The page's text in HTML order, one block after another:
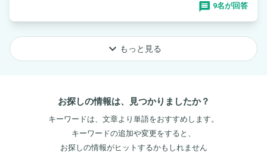
9名が回答
keyboard_arrow_down もっと見る
お探しの情報は、見つかりましたか？
キーワードは、文章より単語をおすすめします。
キーワードの追加や変更をすると、
お探しの情報がヒットするかもしれません